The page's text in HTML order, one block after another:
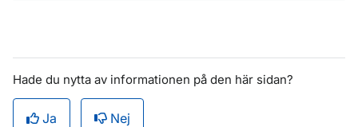
Hade du nytta av informationen på den här sidan?
Ja Nej